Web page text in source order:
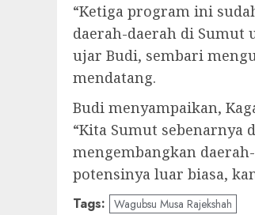
“Ketiga program ini
daerah-daerah di Sumut
ujar Budi, sembari
mendatang.
Budi menyampaikan,
“Kita Sumut sebenarnya
mengembangkan
potensinya luar biasa,
Tags: Wagubsu Musa Rajekshah